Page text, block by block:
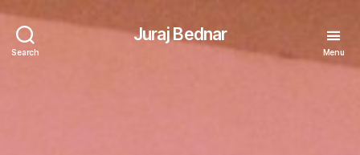
Search
Juraj Bednar
Menu